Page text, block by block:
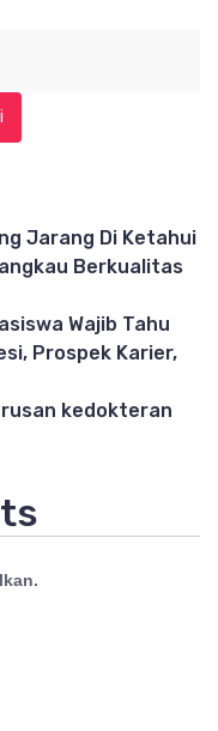
Jarang Di Ketahui
Berkualitas
Wajib Tahu
Prospek Karier,
kedokteran